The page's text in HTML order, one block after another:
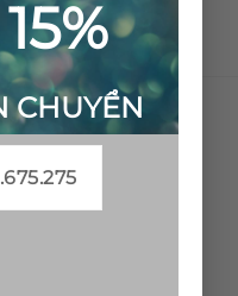
CHUYỂN
VIỆT NAM
Chánh, Huyện Mộ
Ngãi, Việt Nam